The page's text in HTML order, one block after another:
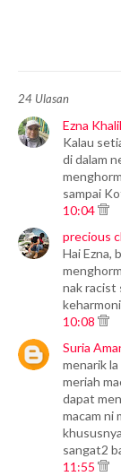
24 Ulasan
Ezna
Kalau
di dalam
sampai
10:04
precious
Hai Ezna,
nak racist
10:08
Suria
menarik
meriah
dapat
macam ni
sangat2
11:55